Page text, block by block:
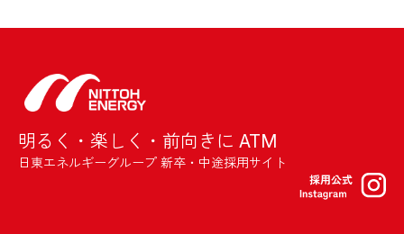
明るく・楽しく・前向きに ATM
日東エネルギーグループ 新卒・中途採用サイト